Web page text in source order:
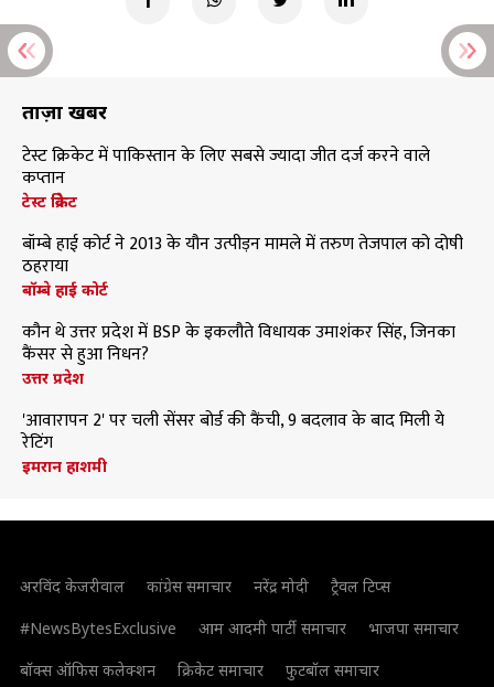
ताज़ा खबरें
टेस्ट क्रिकेट में पाकिस्तान के लिए सबसे ज्यादा जीत दर्ज करने वाले
कप्तान
टेस्ट क्रिकेट
बॉम्बे हाई कोर्ट ने 2013 के यौन उत्पीड़न मामले में तरुण तेजपाल को दोषी
ठहराया
बॉम्बे हाई कोर्ट
कौन थे उत्तर प्रदेश में BSP के इकलौते विधायक उमाशंकर सिंह, जिनका
कैंसर से हुआ निधन?
उत्तर प्रदेश
'आवारापन 2' पर चली सेंसर बोर्ड की कैंची, 9 बदलाव के बाद मिली ये
रेटिंग
इमरान हाशमी
अरविंद केजरीवाल कांग्रेस समाचार नरेंद्र मोदी
ट्रैवल टिप्स
#NewsBytesExclusive
आम आदमी पार्टी समाचार
भाजपा समाचार
बॉक्स ऑफिस कलेक्शन
क्रिकेट समाचार
फुटबॉल समाचार